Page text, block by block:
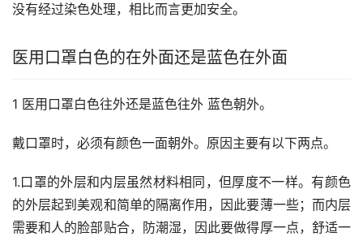
没有经过染色处理，相比而言更加安全。
医用口罩白色的在外面还是蓝色在外面
1 医用口罩白色往外还是蓝色往外 蓝色朝外。
戴口罩时，必须有颜色一面朝外。原因主要有以下两点。
1.口罩的外层和内层虽然材料相同，但厚度不一样。有颜色
的外层起到美观和简单的隔离作用，因此要薄一些；而内层
需要和人的脸部贴合，防潮湿，因此要做得厚一点，舒适一